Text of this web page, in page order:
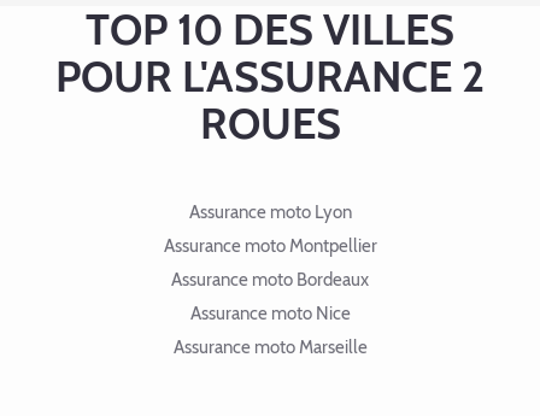
TOP 10 DES VILLES
POUR L'ASSURANCE 2
ROUES
Assurance moto Lyon
Assurance moto Montpellier
Assurance moto Bordeaux
Assurance moto Nice
Assurance moto Marseille